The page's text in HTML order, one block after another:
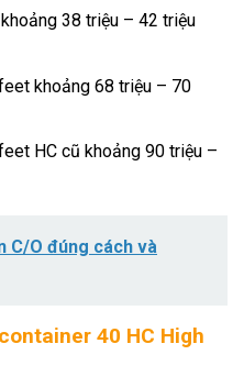
38 triệu – 42 triệu
khoảng 68 triệu – 70
HC cũ khoảng 90 triệu –
C/O đúng cách và
40 HC High